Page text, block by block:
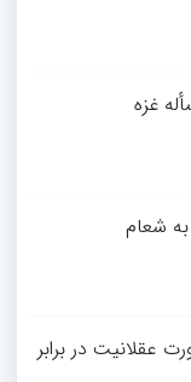
غزه
شعام
عقلانیت در برابر